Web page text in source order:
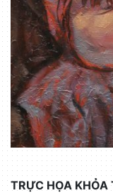
TRỰC HỌA KHỎA